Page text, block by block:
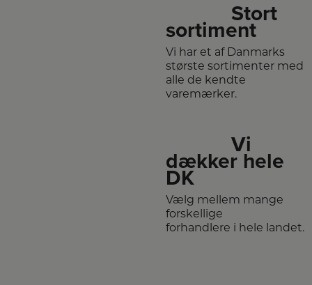
Stort
sortiment
Vi har et af Danmarks
største sortimenter med
alle de kendte
varemærker.
Vi
dækker hele
DK
Vælg mellem mange
forskellige
forhandlere i hele landet.